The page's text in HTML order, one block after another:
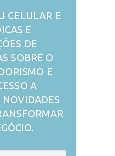
CELULAR E
E
DE
SOBRE O
E
A
NOVIDADES